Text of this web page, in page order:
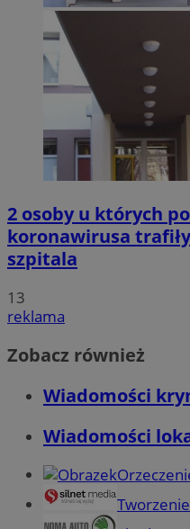
2 osoby u których
koronawirusa
szpitala
13
reklama
Zobacz również
Wiadomości
Wiadomości